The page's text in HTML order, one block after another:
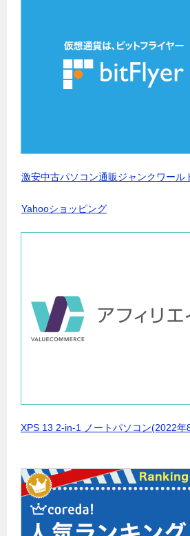
激安中古パソコン通販ジャンクワール
Yahooショッピング
XPS 13 2-in-1 ノートパソコン(2022年